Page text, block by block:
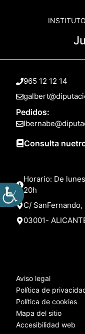
965 12 12 14
Pedidos:
Consulta
Horario: De
20h
C/
03001-
Aviso legal
Política de
Política de cookies
Mapa del sitio
Accesibilidad web